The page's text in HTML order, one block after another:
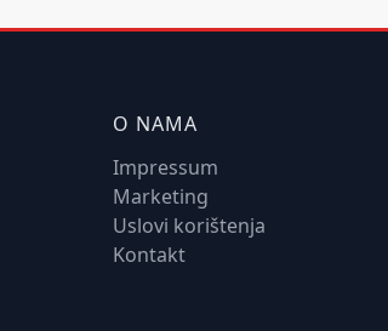
O NAMA
Impressum
Marketing
Uslovi korištenja
Kontakt